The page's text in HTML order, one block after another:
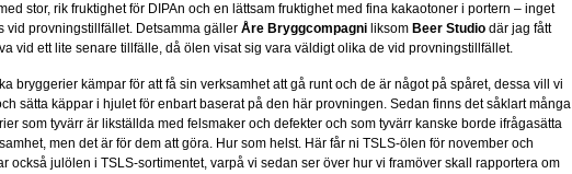
stor, rik fruktighet för DIPAn och en lättsam fruktighet med fina kakaotoner i portern – inget
vid provningstillfället. Detsamma gäller Åre Bryggcompagni liksom Beer Studio där jag fått
vid ett lite senare tillfälle, då ölen visat sig vara väldigt olika de vid provningstillfället.
bryggerier kämpar för att få sin verksamhet att gå runt och de är något på spåret, dessa vill vi
sätta käppar i hjulet för enbart baserat på den här provningen. Sedan finns det såklart många
som tyvärr är likställda med felsmaker och defekter och som tyvärr kanske borde ifrågasätta
men det är för dem att göra. Hur som helst. Här får ni TSLS-ölen för november och
också julölen i TSLS-sortimentet, varpå vi sedan ser över hur vi framöver skall rapportera om